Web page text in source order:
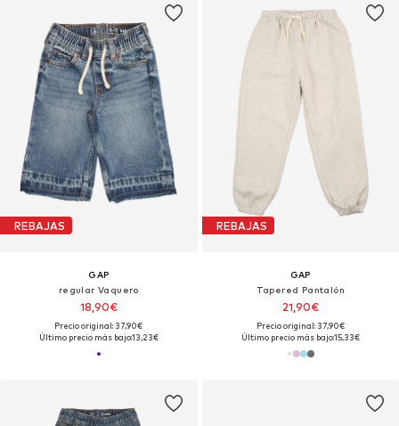
REBAJAS
GAP
regular Vaquero
18,90€
Precio original: 37,90€
Último precio más bajo:13,23€
REBAJAS
GAP
Tapered Pantalón
21,90€
Precio original: 37,90€
Último precio más bajo:15,33€